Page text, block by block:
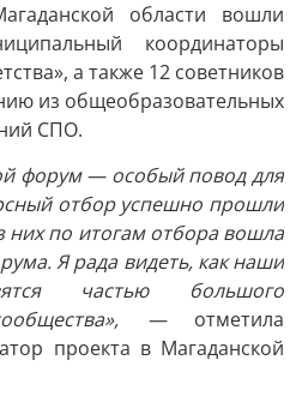
области вошли
координаторы
а также 12 советников
из общеобразовательных
СПО.
форум — особый повод для
отбор успешно прошли
них по итогам отбора вошла
Я рада видеть, как наши
частью большого
— отметила
проекта в Магаданской